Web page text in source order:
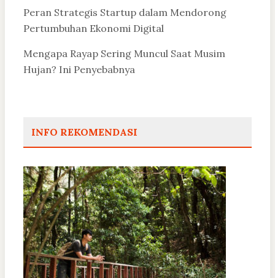
Peran Strategis Startup dalam Mendorong
Pertumbuhan Ekonomi Digital
Mengapa Rayap Sering Muncul Saat Musim
Hujan? Ini Penyebabnya
INFO REKOMENDASI